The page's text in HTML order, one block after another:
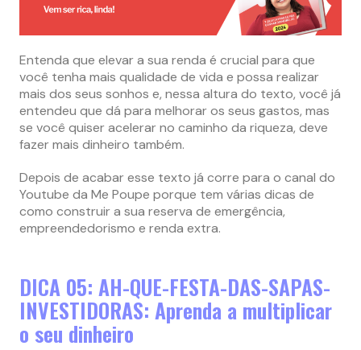
Entenda que elevar a sua renda é crucial para que
você tenha mais qualidade de vida e possa realizar
mais dos seus sonhos e, nessa altura do texto, você já
entendeu que dá para melhorar os seus gastos, mas
se você quiser acelerar no caminho da riqueza, deve
fazer mais dinheiro também.
Depois de acabar esse texto já corre para o canal do
Youtube da Me Poupe porque tem várias dicas de
como construir a sua reserva de emergência,
empreendedorismo e renda extra.
DICA 05: AH-QUE-FESTA-DAS-SAPAS-
INVESTIDORAS: Aprenda a multiplicar
o seu dinheiro